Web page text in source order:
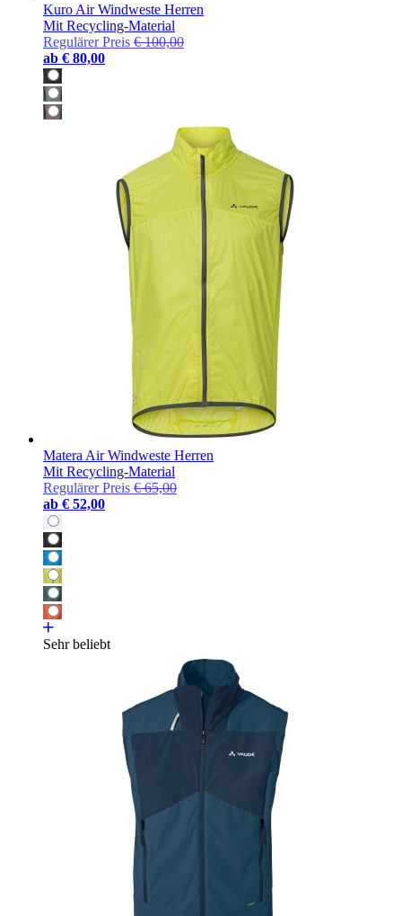
Kuro Air Windweste Herren
Mit Recycling-Material
Regulärer Preis € 100,00
ab € 80,00
Matera Air Windweste Herren
Mit Recycling-Material
Regulärer Preis € 65,00
ab € 52,00
Sehr beliebt